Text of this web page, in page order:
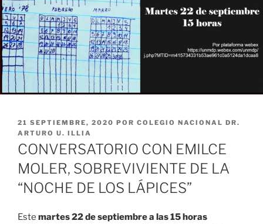
PUBLICADO
EL
21 SEPTIEMBRE, 2020 POR COLEGIO NACIONAL DR.
ARTURO U. ILLIA
CONVERSATORIO CON EMILCE
MOLER, SOBREVIVIENTE DE LA
“NOCHE DE LOS LÁPICES”
Este martes 22 de septiembre a las 15 horas